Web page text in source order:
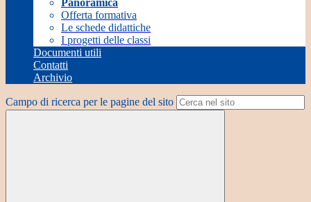
Panoramica
Offerta formativa
Le schede didattiche
I progetti delle classi
Documenti utili
Contatti
Archivio
Campo di ricerca per le pagine del sito